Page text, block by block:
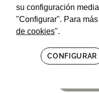
© Irán Alfombras.
su configuración
"Configurar". Para
de cookies".
CONFIGURAR